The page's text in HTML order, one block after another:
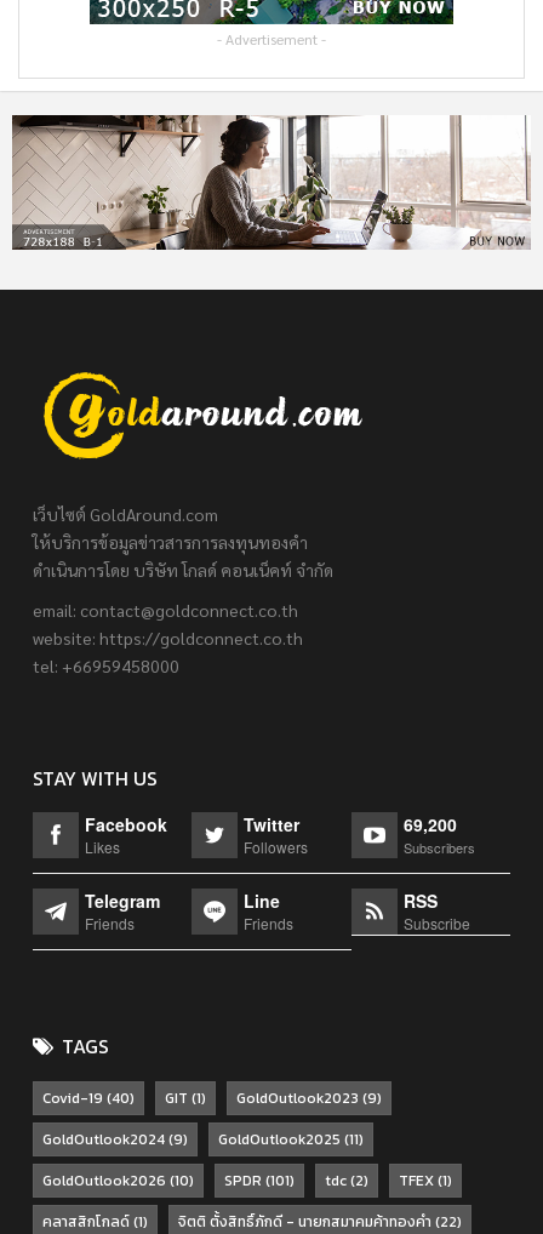
- Advertisement -
เว็บไซต์ GoldAround.com
ให้บริการข้อมูลข่าวสารการลงทุนทองคำ
ดำเนินการโดย บริษัท โกลด์ คอนเน็คท์ จำกัด
email: contact@goldconnect.co.th
website: https://goldconnect.co.th
tel: +66959458000
STAY WITH US
Facebook
Likes
Twitter
Followers
69,200
Subscribers
Telegram
Friends
Line
Friends
RSS
Subscribe
TAGS
Covid-19 (40) GIT (1) GoldOutlook2023 (9)
GoldOutlook2024(9) GoldOutlook2025 (11)
GoldOutlook2026 (10) SPDR (101) tdc(2) TFEX(1)
คลาสสิกโกลด์(1) จิตติ ตั้งสิทธิ์ภักดี - นายกสมาคมค้าทองคำ (22)